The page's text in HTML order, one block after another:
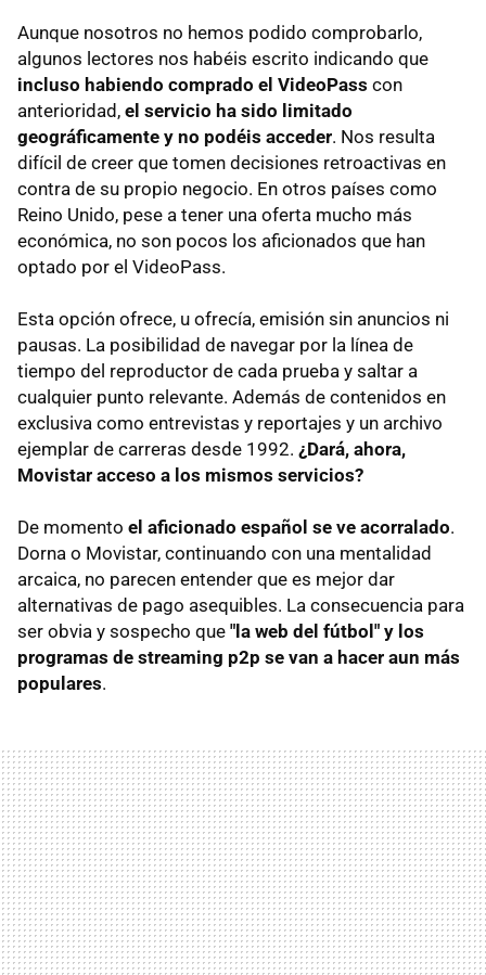
Aunque nosotros no hemos podido comprobarlo,
algunos lectores nos habéis escrito indicando que
incluso habiendo comprado el VideoPass con
anterioridad, el servicio ha sido limitado
geográficamente y no podéis acceder. Nos resulta
difícil de creer que tomen decisiones retroactivas en
contra de su propio negocio. En otros países como
Reino Unido, pese a tener una oferta mucho más
económica, no son pocos los aficionados que han
optado por el VideoPass.
Esta opción ofrece, u ofrecía, emisión sin anuncios ni
pausas. La posibilidad de navegar por la línea de
tiempo del reproductor de cada prueba y saltar a
cualquier punto relevante. Además de contenidos en
exclusiva como entrevistas y reportajes y un archivo
ejemplar de carreras desde 1992. ¿Dará, ahora,
Movistar acceso a los mismos servicios?
De momento el aficionado español se ve acorralado.
Dorna o Movistar, continuando con una mentalidad
arcaica, no parecen entender que es mejor dar
alternativas de pago asequibles. La consecuencia para
ser obvia y sospecho que "la web del fútbol" y los
programas de streaming p2p se van a hacer aun más
populares.